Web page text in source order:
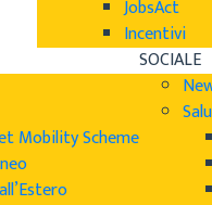
JobsAct
Incentivi
Mobility Scheme
SOCIALE